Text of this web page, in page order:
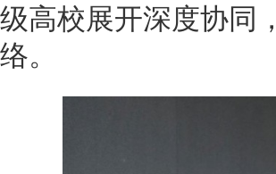
级高校展开深度协同
络。